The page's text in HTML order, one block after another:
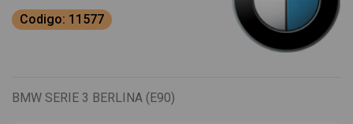
Codigo: 11577
BMW SERIE 3 BERLINA (E90)